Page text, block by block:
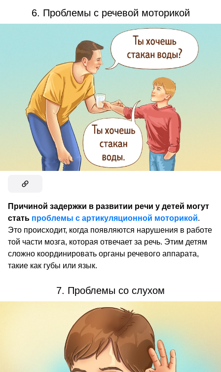
6. Проблемы с речевой моторикой
Причиной задержки в развитии речи у детей могут
стать проблемы с артикуляционной моторикой.
Это происходит, когда появляются нарушения в работе
той части мозга, которая отвечает за речь. Этим детям
сложно координировать органы речевого аппарата,
такие как губы или язык.
7. Проблемы со слухом